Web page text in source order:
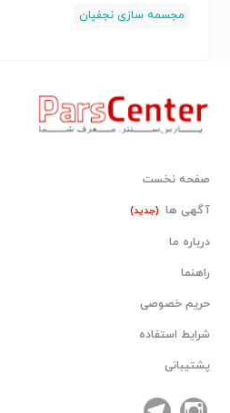
مجسمه سازی نجفیان
صفحه نخست
آگهی ها (جدید)
درباره ما
راهنما
حریم خصوصی
شرایط استفاده
پشتیبانی